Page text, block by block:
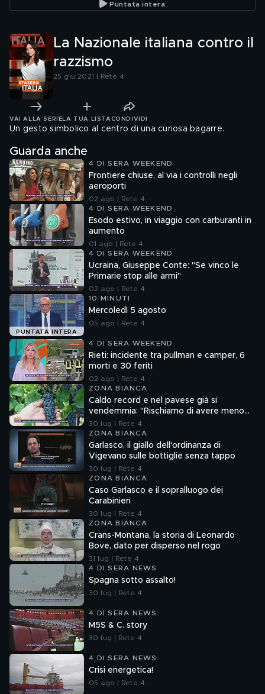
Puntata intera
La Nazionale italiana contro il
razzismo
25 giu 2021 | Rete 4
VAI ALLA SERIE LA TUA LISTA CONDIVIDI
Un gesto simbolico al centro di una curiosa bagarre.
Guarda anche
4 DI SERA WEEKEND
Frontiere chiuse, al via i controlli negli
aeroporti
02 ago | Rete 4
4 DI SERA WEEKEND
Esodo estivo, in viaggio con carburanti in
aumento
01 ago | Rete 4
4 DI SERA WEEKEND
Ucraina, Giuseppe Conte: "Se vinco le
Primarie stop alle armi"
02 ago | Rete 4
PUNTATA INTERA
10 MINUTI
Mercoledì 5 agosto
05 ago | Rete 4
4 DI SERA WEEKEND
Rieti: incidente tra pullman e camper, 6
morti e 30 feriti
02 ago | Rete 4
ZONA BIANCA
Caldo record e nel pavese già si
vendemmia: "Rischiamo di avere meno
vino"
30 lug | Rete 4
ZONA BIANCA
Garlasco, il giallo dell'ordinanza di
Vigevano sulle bottiglie senza tappo
30 lug | Rete 4
ZONA BIANCA
Caso Garlasco e il sopralluogo dei
Carabinieri
30 lug | Rete 4
ZONA BIANCA
Crans-Montana, la storia di Leonardo
Bove, dato per disperso nel rogo
31 lug | Rete 4
4 DI SERA NEWS
Spagna sotto assalto!
30 lug | Rete 4
4 DI SERA NEWS
M5S & C. story
30 lug | Rete 4
4 DI SERA NEWS
Crisi energetica!
05 ago | Rete 4